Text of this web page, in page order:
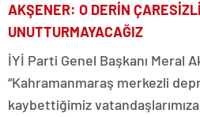
AKŞENER: O DERİN
UNUTTURMAYACAĞIZ
İYİ Parti Genel Başkanı Meral
“Kahramanmaraş merkezli
kaybettiğimiz